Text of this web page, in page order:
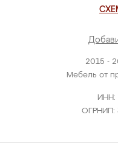
2015 -
Мебель от
ИНН:
ОГРНИП: